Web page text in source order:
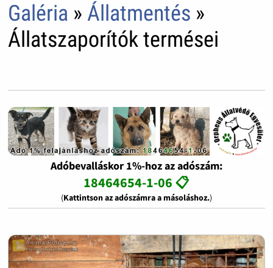
Galéria » Állatmentés »
Állatszaporítók termései
Adóbevalláskor 1%-hoz az adószám:
18464654-1-06 📋
(Kattintson az adószámra a másoláshoz.)